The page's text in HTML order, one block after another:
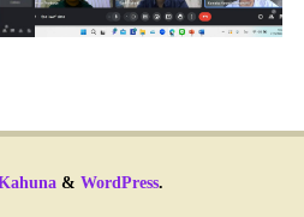
& WordPress.